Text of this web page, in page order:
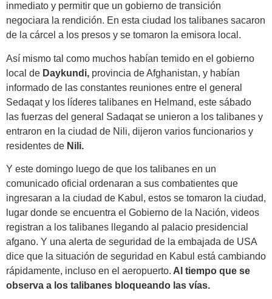
inmediato y permitir que un gobierno de transición
negociara la rendición. En esta ciudad los talibanes sacaron
de la cárcel a los presos y se tomaron la emisora local.
Así mismo tal como muchos habían temido en el gobierno
local de Daykundi, provincia de Afghanistan, y habían
informado de las constantes reuniones entre el general
Sedaqat y los líderes talibanes en Helmand, este sábado
las fuerzas del general Sadaqat se unieron a los talibanes y
entraron en la ciudad de Nili, dijeron varios funcionarios y
residentes de Nili.
Y este domingo luego de que los talibanes en un
comunicado oficial ordenaran a sus combatientes que
ingresaran a la ciudad de Kabul, estos se tomaron la ciudad,
lugar donde se encuentra el Gobierno de la Nación, videos
registran a los talibanes llegando al palacio presidencial
afgano. Y una alerta de seguridad de la embajada de USA
dice que la situación de seguridad en Kabul está cambiando
rápidamente, incluso en el aeropuerto. Al tiempo que se
observa a los talibanes bloqueando las vías.